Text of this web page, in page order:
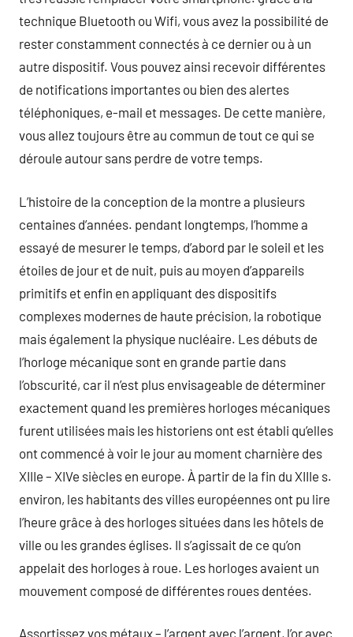
technique Bluetooth ou Wifi, vous avez la possibilité de
rester constamment connectés à ce dernier ou à un
autre dispositif. Vous pouvez ainsi recevoir différentes
de notifications importantes ou bien des alertes
téléphoniques, e-mail et messages. De cette manière,
vous allez toujours être au commun de tout ce qui se
déroule autour sans perdre de votre temps.
L’histoire de la conception de la montre a plusieurs
centaines d’années. pendant longtemps, l’homme a
essayé de mesurer le temps, d’abord par le soleil et les
étoiles de jour et de nuit, puis au moyen d’appareils
primitifs et enfin en appliquant des dispositifs
complexes modernes de haute précision, la robotique
mais également la physique nucléaire. Les débuts de
l’horloge mécanique sont en grande partie dans
l’obscurité, car il n’est plus envisageable de déterminer
exactement quand les premières horloges mécaniques
furent utilisées mais les historiens ont est établi qu’elles
ont commencé à voir le jour au moment charnière des
XIIIe – XIVe siècles en europe. À partir de la fin du XIIIe s.
environ, les habitants des villes européennes ont pu lire
l’heure grâce à des horloges situées dans les hôtels de
ville ou les grandes églises. Il s’agissait de ce qu’on
appelait des horloges à roue. Les horloges avaient un
mouvement composé de différentes roues dentées.
Assortissez vos métaux – l’argent avec l’argent, l’or avec